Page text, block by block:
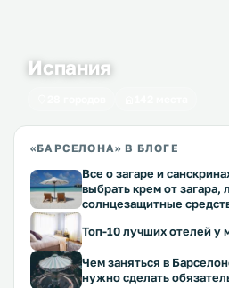
Испания
«БАРСЕЛОНА» В БЛОГЕ
Все о загаре и
выбрать крем от загара,
солнцезащитные
Топ-10 лучших отелей у
Чем заняться в
нужно сделать